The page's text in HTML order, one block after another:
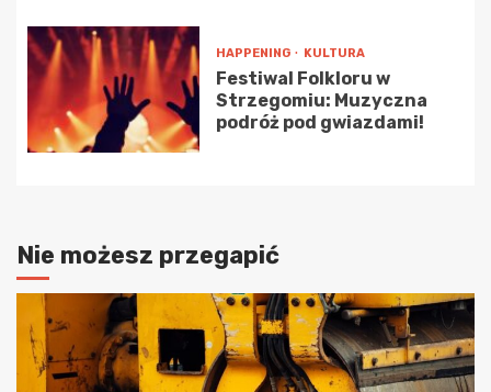
HAPPENING KULTURA
Festiwal Folkloru w
Strzegomiu: Muzyczna
podróż pod gwiazdami!
Nie możesz przegapić